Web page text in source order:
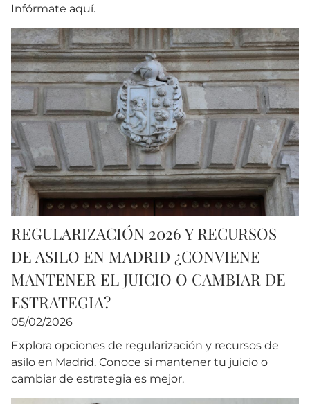
Infórmate aquí.
REGULARIZACIÓN 2026 Y RECURSOS
DE ASILO EN MADRID ¿CONVIENE
MANTENER EL JUICIO O CAMBIAR DE
ESTRATEGIA?
05/02/2026
Explora opciones de regularización y recursos de
asilo en Madrid. Conoce si mantener tu juicio o
cambiar de estrategia es mejor.